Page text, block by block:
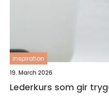
inspiration
19. March 2026
Lederkurs som gir